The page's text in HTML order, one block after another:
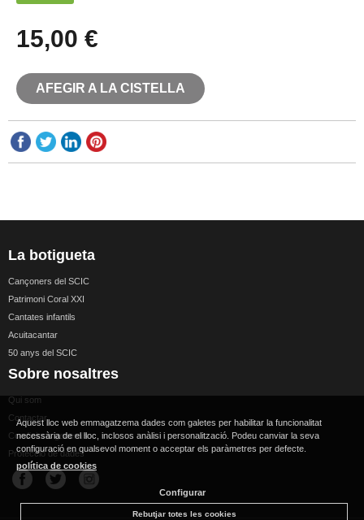
15,00 €
AFEGIR A LA CISTELLA
La botigueta
Cançoners del SCIC
Patrimoni Coral XXI
Cantates infantils
Acuitacantar
50 anys del SCIC
Sobre nosaltres
Qui som
Contactar
Condicions generals
Protecció de dades
Aquest lloc web emmagatzema dades com galetes per habilitar la funcionalitat
necessària de el lloc, inclosos anàlisi i personalització. Podeu canviar la seva
configuració en qualsevol moment o acceptar els paràmetres per defecte.
política de cookies
Configurar
Rebutjar totes les cookies